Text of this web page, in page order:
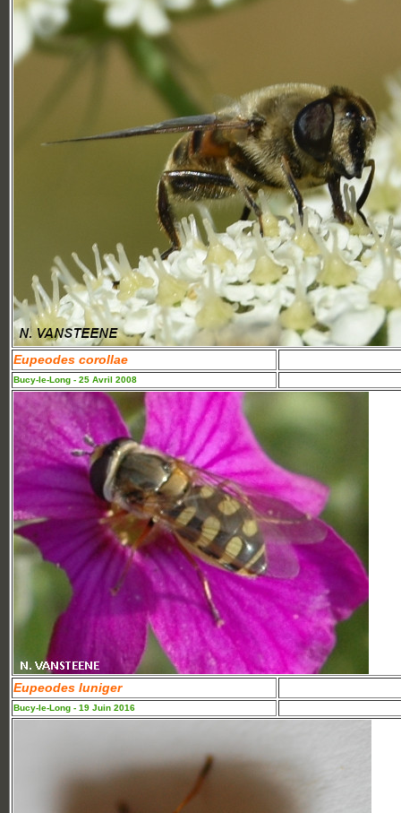
Eupeodes corollae
Bucy-le-Long - 25 Avril 2008
Eupeodes luniger
Bucy-le-Long - 19 Juin 2016